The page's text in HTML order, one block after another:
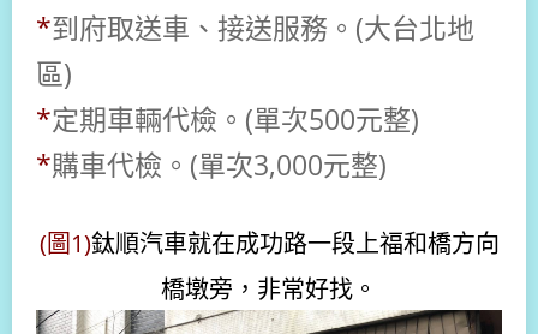
*到府取送車、接送服務。(大台北地
區)
*定期車輛代檢 。 (單次500元整)
*購車代檢。(單次3,000元整)
(圖1)鈦順汽車就在成功路一段上福和橋方向
橋墩旁，非常好找。